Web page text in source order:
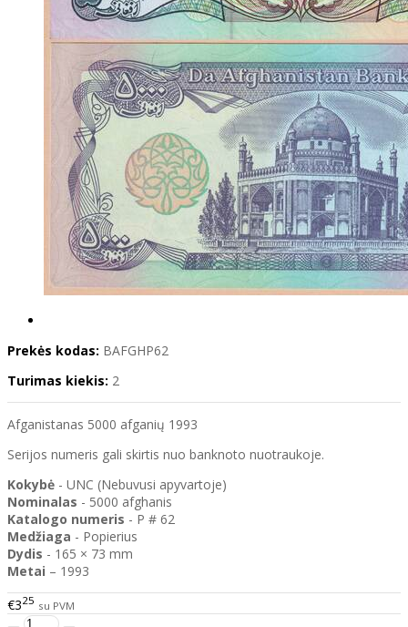
Prekės kodas: BAFGHP62
Turimas kiekis: 2
Afganistanas 5000 afganių 1993
Serijos numeris gali skirtis nuo banknoto nuotraukoje.
Kokybė - UNC (Nebuvusi apyvartoje)
Nominalas - 5000 afghanis
Katalogo numeris - P # 62
Medžiaga - Popierius
Dydis - 165 × 73 mm
Metai – 1993
€325 su PVM